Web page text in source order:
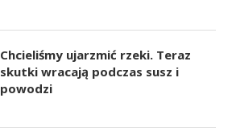
Chcieliśmy ujarzmić rzeki. Teraz
skutki wracają podczas susz i
powodzi